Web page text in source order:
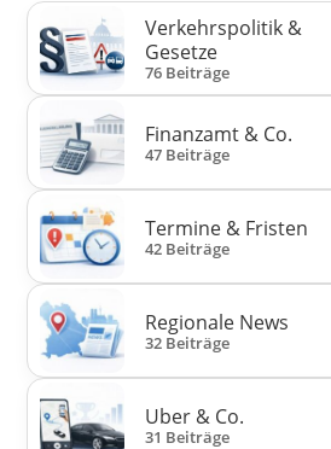
Verkehrspolitik &
Gesetze
76 Beiträge
Finanzamt & Co.
47 Beiträge
Termine & Fristen
42 Beiträge
Regionale News
32 Beiträge
Uber & Co.
31 Beiträge